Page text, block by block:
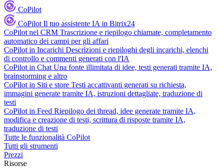
CoPilot
CoPilot Il tuo assistente IA in Bitrix24
CoPilot nel CRM Trascrizione e riepilogo chiamate, completamento
automatico dei campi per gli affari
CoPilot in Incarichi Descrizioni e riepiloghi degli incarichi, elenchi
di controllo e commenti generati con l'IA
CoPilot in Chat Una fonte illimitata di idee, testi generati tramite IA,
brainstorming e altro
CoPilot in Siti e store Testi accattivanti generati su richiesta,
immagini generate tramite IA, istruzioni dettagliate, traduzione di
testi
CoPilot in Feed Riepilogo dei thread, idee generate tramite IA,
modifica e creazione di testi, scrittura di risposte tramite IA,
traduzione di testi
Tutte le funzionalità CoPilot
Tutti gli strumenti
Prezzi
Risorse